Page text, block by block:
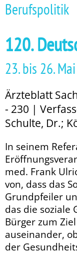
Berufspolitik
120.
23. bis 26.
Ärzteblatt
- 230 |
Schulte, Dr.;
In seinem
med. Frank
von, dass das
Grundpfeiler
das die soziale
Bürger zum
auseinander,
der